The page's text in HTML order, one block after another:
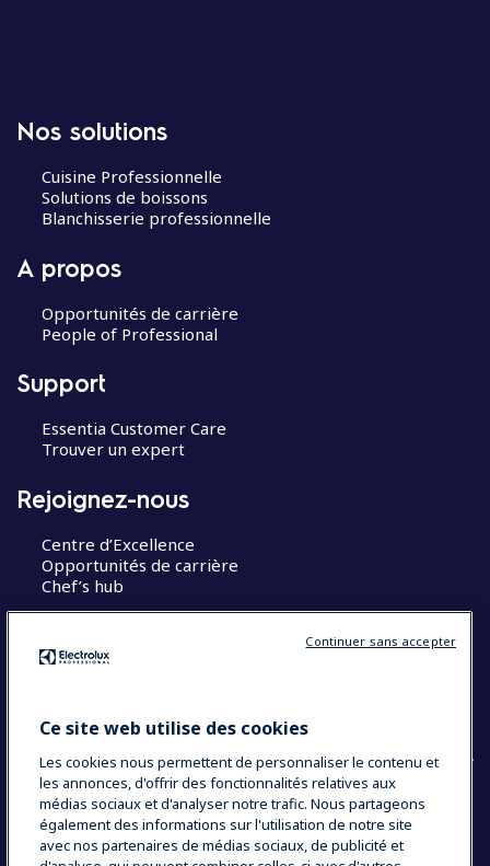
Nos solutions
Cuisine Professionnelle
Solutions de boissons
Blanchisserie professionnelle
A propos
Opportunités de carrière
People of Professional
Support
Essentia Customer Care
Trouver un expert
Rejoignez-nous
Centre d’Excellence
Opportunités de carrière
Chef’s hub
COUNTRY AND LANGUAGE
VOTRE SÉLECTION : FRANCE
Ce site web utilise des cookies
Les cookies nous permettent de personnaliser le contenu et
les annonces, d'offrir des fonctionnalités relatives aux
médias sociaux et d'analyser notre trafic. Nous partageons
également des informations sur l'utilisation de notre site
avec nos partenaires de médias sociaux, de publicité et
Continuer sans accepter